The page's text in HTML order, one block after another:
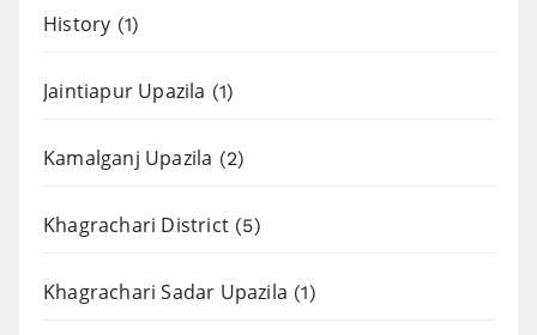
History (1)
Jaintiapur Upazila (1)
Kamalganj Upazila (2)
Khagrachari District (5)
Khagrachari Sadar Upazila (1)